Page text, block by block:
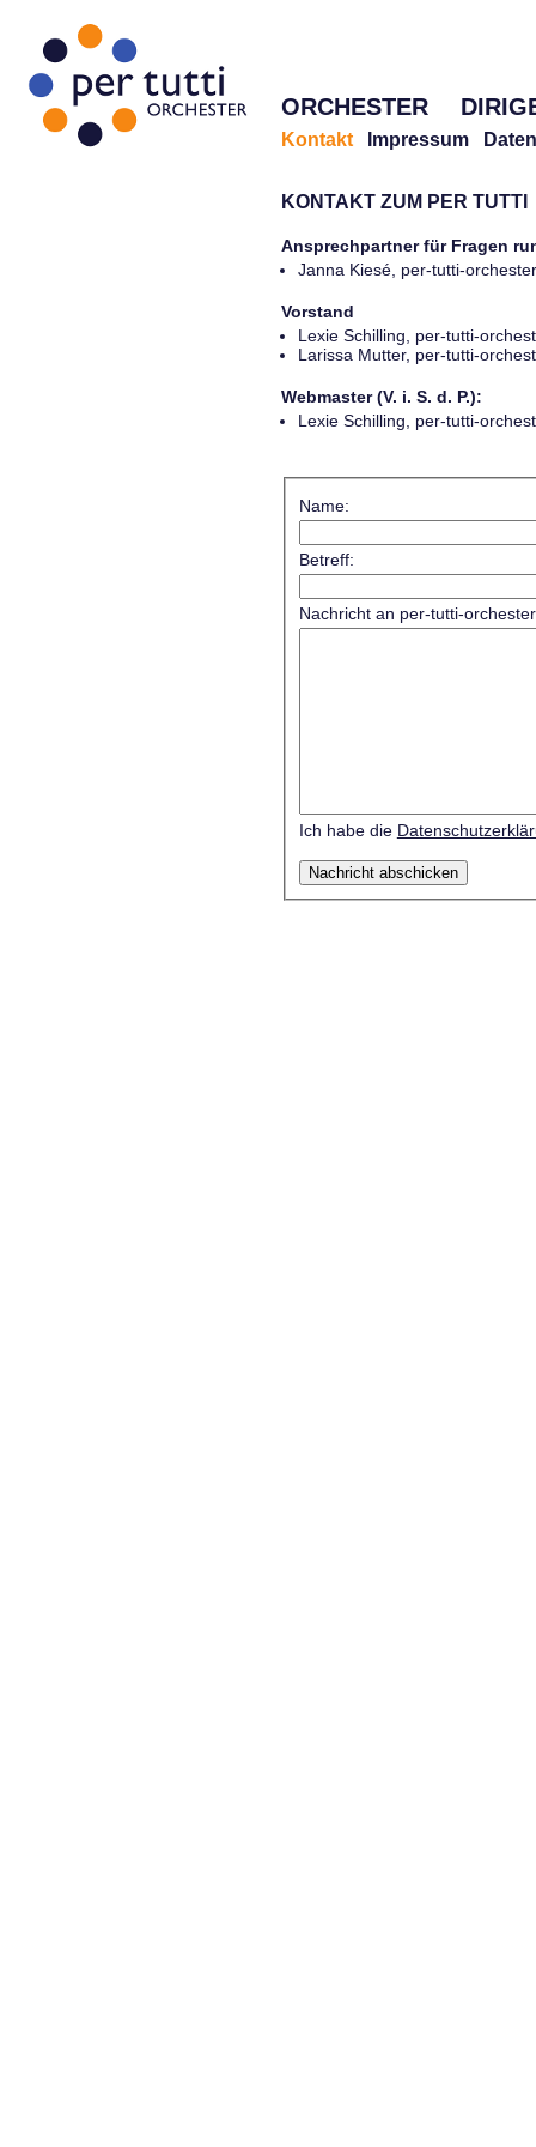
ORCHESTER
Kontakt Impressum
KONTAKT ZUM PER TUTTI
Ansprechpartner für Fragen
Janna Kiesé, per-tutti-
Vorstand
Lexie Schilling, per-tutti-
Larissa Mutter, per-tutti-
Webmaster (V. i. S. d. P.):
Lexie Schilling, per-tutti-
Name:
Betreff:
Nachricht an per-tutti-
Ich habe die